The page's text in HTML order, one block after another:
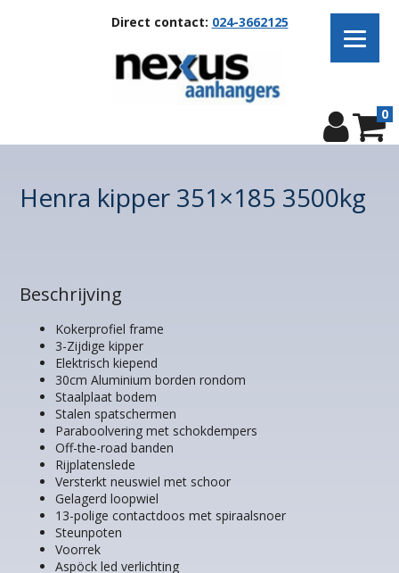
Direct contact: 024-3662125
0
Henra kipper 351×185 3500kg
Beschrijving
Kokerprofiel frame
3-Zijdige kipper
Elektrisch kiepend
30cm Aluminium borden rondom
Staalplaat bodem
Stalen spatschermen
Paraboolvering met schokdempers
Off-the-road banden
Rijplatenslede
Versterkt neuswiel met schoor
Gelagerd loopwiel
13-polige contactdoos met spiraalsnoer
Steunpoten
Voorrek
Aspöck led verlichting